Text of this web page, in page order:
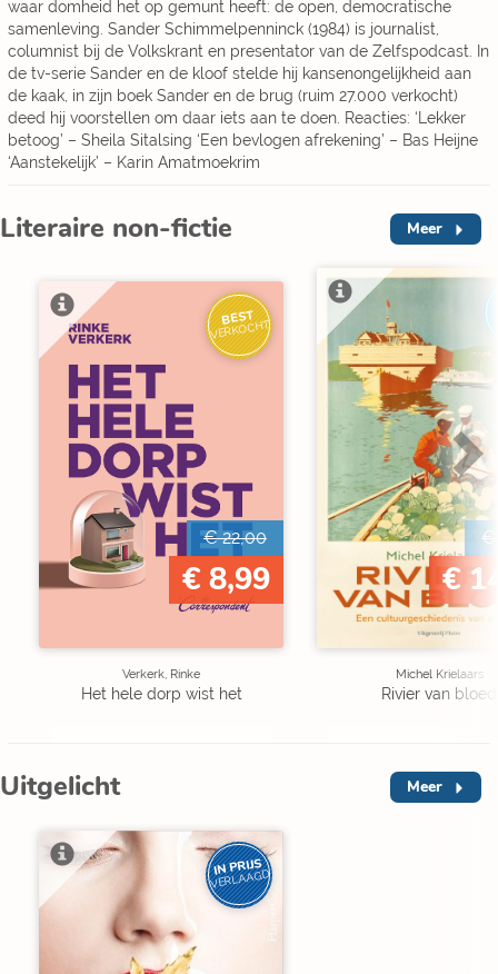
waar domheid het op gemunt heeft: de open, democratische
samenleving. Sander Schimmelpenninck (1984) is journalist,
columnist bij de Volkskrant en presentator van de Zelfspodcast. In
de tv-serie Sander en de kloof stelde hij kansenongelijkheid aan
de kaak, in zijn boek Sander en de brug (ruim 27.000 verkocht)
deed hij voorstellen om daar iets aan te doen. Reacties: ‘Lekker
betoog’ – Sheila Sitalsing ‘Een bevlogen afrekening’ – Bas Heijne
‘Aanstekelijk’ – Karin Amatmoekrim
Literaire non-fictie Meer
BEST
VERKOCHT
€ 22,00
€ 8,99
Verkerk, Rinke
Het hele dorp wist het
€
€
Michel Krielaars
Rivier van bloed
Uitgelicht Meer
IN PRIJS
VERLAAGD